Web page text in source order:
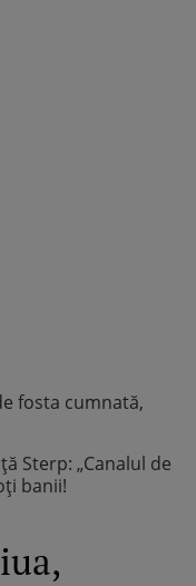
fosta cumnată,
Sterp: „Canalul de
banii!